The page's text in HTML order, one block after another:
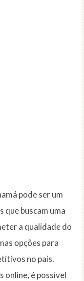
pode ser um
que buscam uma
a qualidade do
opções para
no país.
online, é possível